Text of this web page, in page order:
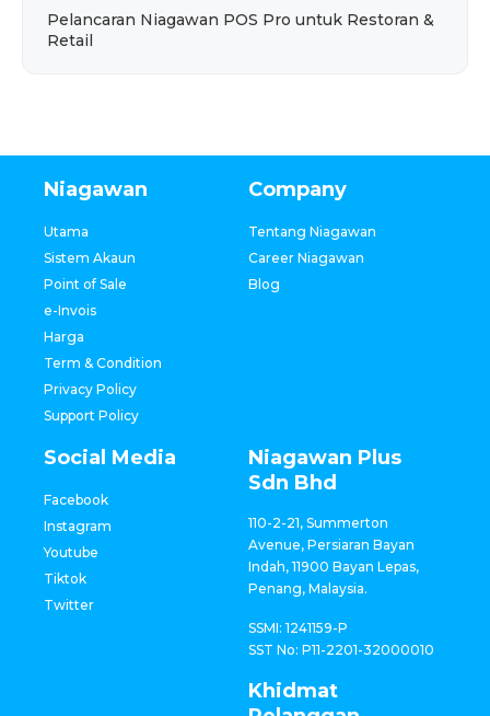
Pelancaran Niagawan POS Pro untuk Restoran &
Retail
Niagawan
Utama
Sistem Akaun
Point of Sale
e-Invois
Harga
Term & Condition
Privacy Policy
Support Policy
Company
Tentang Niagawan
Career Niagawan
Blog
Social Media
Facebook
Instagram
Youtube
Tiktok
Twitter
Niagawan Plus
Sdn Bhd
110-2-21, Summerton
Avenue, Persiaran Bayan
Indah, 11900 Bayan Lepas,
Penang, Malaysia.
SSMI: 1241159-P
SST No: P11-2201-32000010
Khidmat